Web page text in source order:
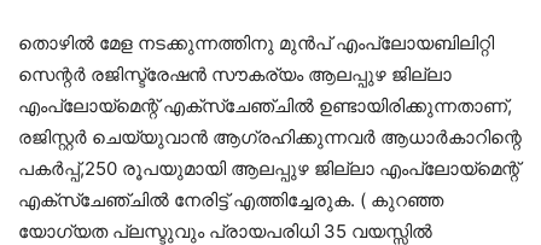
തൊഴിൽ മേള നടക്കുന്നത്തിനു മുൻപ് എംപ്ലോയബിലിറ്റി
സെന്റർ രജിസ്ട്രേഷൻ സൗകര്യം ആലപ്പുഴ ജില്ലാ
എംപ്ലോയ്‌മെന്റ് എക്സ്ചേഞ്ചിൽ ഉണ്ടായിരിക്കുന്നതാണ്,
രജിസ്റ്റർ ചെയ്യുവാൻ ആഗ്രഹിക്കുന്നവർ ആധാർകാറിന്റെ
പകർപ്പ്,250 രൂപയുമായി ആലപ്പുഴ ജില്ലാ എംപ്ലോയ്‌മെന്റ്
എക്സ്ചേഞ്ചിൽ നേരിട്ട് എത്തിച്ചേരുക. ( കുറഞ്ഞ
യോഗ്യത പ്ലസ്ടുവും പ്രായപരിധി 35 വയസ്സിൽ